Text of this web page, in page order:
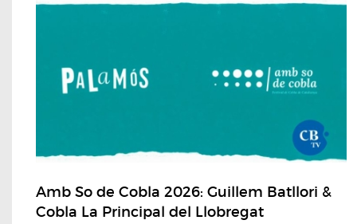
Amb So de Cobla 2026: Guillem Batllori &
Cobla La Principal del Llobregat